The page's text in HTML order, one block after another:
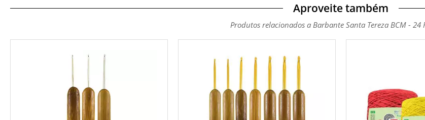
Aproveite também
Produtos relacionados a Barbante Santa Tereza BCM - 24